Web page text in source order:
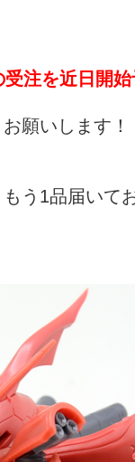
注を近日開
お願いします！
う1品届いて